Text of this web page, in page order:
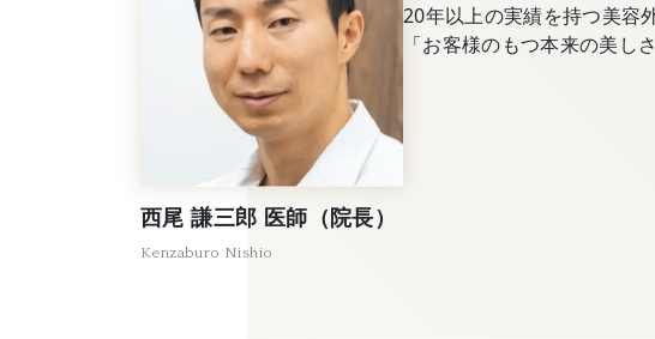
20年以上の実績を持つ美容
「お客様のもつ本来の美し
西尾 謙三郎 医師（院長）
Kenzaburo Nishio